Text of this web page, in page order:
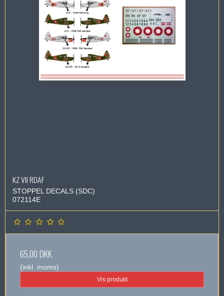
KZ VII RDAF
STOPPEL DECALS (SDC)
072114E
65,00 DKK
(inkl. moms)
Vis produkt